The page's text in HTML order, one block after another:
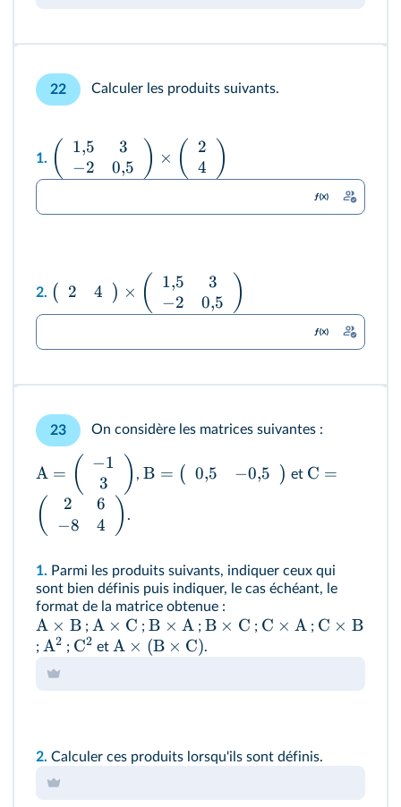
22 Calculer les produits suivants.
1. ( 1,5
−2
3
0,5 ) × (
2
4
)
2. ( 2 4 ) × ( 1,5
−2
3
0,5 )
23 On considère les matrices suivantes :
A = ( −1
3
) , B = ( 0,5 −0,5 ) et C =
(
2
−8
6
4
) .
1. Parmi les produits suivants, indiquer ceux qui
sont bien définis puis indiquer, le cas échéant, le
format de la matrice obtenue :
A × B; A × C ; B × A ; B × C ; C × A ; C × B
; A2 ; C2 et A × (B × C).
2. Calculer ces produits lorsqu'ils sont définis.